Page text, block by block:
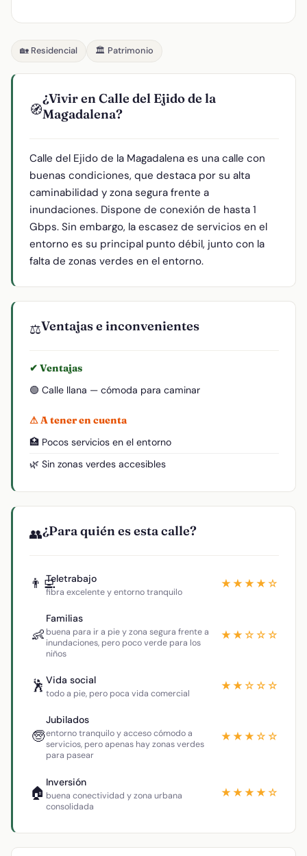
🏡 Residencial 🏛️ Patrimonio
🧭
¿Vivir en Calle del Ejido de la
Magadalena?
Calle del Ejido de la Magadalena es una calle con
buenas condiciones, que destaca por su alta
caminabilidad y zona segura frente a
inundaciones. Dispone de conexión de hasta 1
Gbps. Sin embargo, la escasez de servicios en el
entorno es su principal punto débil, junto con la
falta de zonas verdes en el entorno.
⚖️Ventajas e inconvenientes
✔ Ventajas
🟢 Calle llana — cómoda para caminar
⚠ A tener en cuenta
🏥 Pocos servicios en el entorno
🌿 Sin zonas verdes accesibles
👥¿Para quién es esta calle?
👨‍💻Teletrabajo
fibra excelente y entorno tranquilo
★★★★☆
👶
Familias
buena para ir a pie y zona segura frente a
inundaciones, pero poco verde para los
niños
★★☆☆☆
🕺 Vida social
todo a pie, pero poca vida comercial
★★☆☆☆
🧓
Jubilados
entorno tranquilo y acceso cómodo a
servicios, pero apenas hay zonas verdes
para pasear
★★★☆☆
🏠
Inversión
buena conectividad y zona urbana
consolidada
★★★★☆